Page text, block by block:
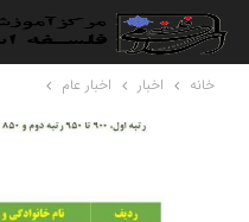
خانه اخبار اخبار عام